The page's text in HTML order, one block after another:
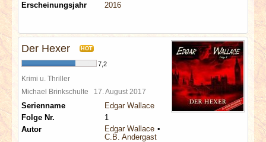
Erscheinungsjahr
2016
Der Hexer HOT
7,2
Krimi u. Thriller
Michael Brinkschulte 17. August 2017
Serienname
Edgar Wallace
Folge Nr.
1
Autor
Edgar Wallace
C.B. Andergast